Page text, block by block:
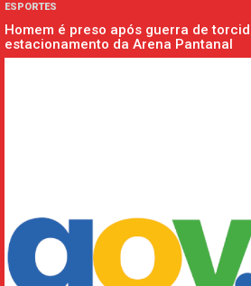
ESPORTES
Homem é preso após guerra de
estacionamento da Arena Pantanal